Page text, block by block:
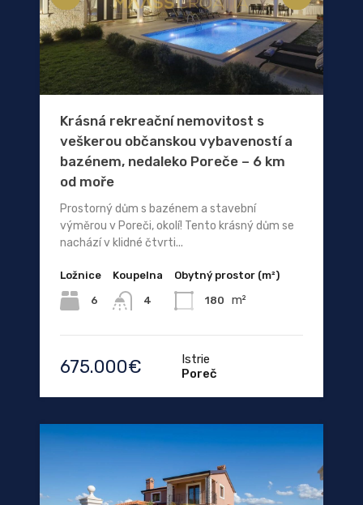
Krásná rekreační nemovitost s
veškerou občanskou vybaveností a
bazénem, ​​nedaleko Poreče – 6 km
od moře
Prostorný dům s bazénem a stavební
výměrou v Poreči, okolí! Tento krásný dům se
nachází v klidné čtvrti...
Ložnice
6
Koupelna
4
Obytný prostor (m²)
180 m²
675.000€
Istrie
Poreč